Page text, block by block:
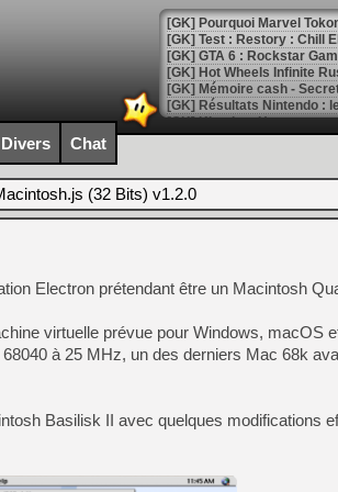
[GK] Test : Restory : Chill
[GK] GTA 6 : Rockstar
[GK] Hot Wheels Infinite
[GK] Mémoire cash -
[GK] Résultats Nintendo :
[GK] Déjà des
[Mo5] Brickboy cherche à
[GK] Minecraft et ses «
[GK] Beast of
[GK] Ubisoft : fin de partie
[GK] Mémoire cash -
[GK] Dan Houser (GTA)
[GK] Comment EA Sports
[GK] Crimson Moon : un
[GK] Isle of Reveries : le
[GK] Moonlighter 2 : The
[GK] Capcom relance
[Mo5] Deux inédits du
[GK] Le beat'em up The
[GK] Endless Legend 2 :
Divers Chat
(32 Bits) v1.2.0
Electron prétendant être un Macintosh
virtuelle prévue pour Windows, macOS
à 25 MHz, un des derniers Mac 68k
Basilisk II avec quelques modifications